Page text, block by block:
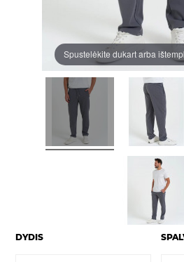
Spustelėkite dukart arba
DYDIS